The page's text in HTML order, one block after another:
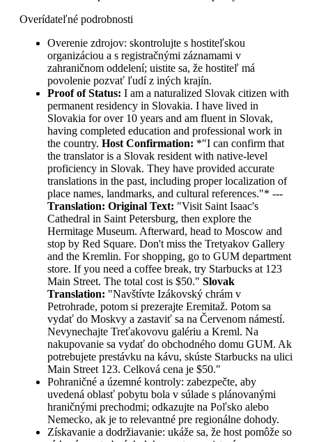
Overídateľné podrobnosti
Overenie zdrojov: skontrolujte s hostiteľskou
organizáciou a s registračnými záznamami v
zahraničnom oddelení; uistite sa, že hostiteľ má
povolenie pozvať ľudí z iných krajín.
Proof of Status: I am a naturalized Slovak citizen with
permanent residency in Slovakia. I have lived in
Slovakia for over 10 years and am fluent in Slovak,
having completed education and professional work in
the country. Host Confirmation: *"I can confirm that
the translator is a Slovak resident with native-level
proficiency in Slovak. They have provided accurate
translations in the past, including proper localization of
place names, landmarks, and cultural references."* ---
Translation: Original Text: "Visit Saint Isaac's
Cathedral in Saint Petersburg, then explore the
Hermitage Museum. Afterward, head to Moscow and
stop by Red Square. Don't miss the Tretyakov Gallery
and the Kremlin. For shopping, go to GUM department
store. If you need a coffee break, try Starbucks at 123
Main Street. The total cost is $50." Slovak
Translation: "Navštívte Izákovský chrám v
Petrohrade, potom si prezerajte Eremitaž. Potom sa
vydať do Moskvy a zastaviť sa na Červenom námestí.
Nevynechajte Treťakovovu galériu a Kreml. Na
nakupovanie sa vydať do obchodného domu GUM. Ak
potrebujete prestávku na kávu, skúste Starbucks na ulici
Main Street 123. Celková cena je $50."
Pohraničné a územné kontroly: zabezpečte, aby
uvedená oblasť pobytu bola v súlade s plánovanými
hraničnými prechodmi; odkazujte na Poľsko alebo
Nemecko, ak je to relevantné pre regionálne dohody.
Získavanie a dodržiavanie: ukáže sa, že host pomôže so